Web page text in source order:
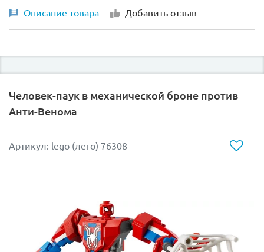
Описание товара Добавить отзыв
Человек-паук в механической броне против
Анти-Венома
Артикул: lego (лего) 76308